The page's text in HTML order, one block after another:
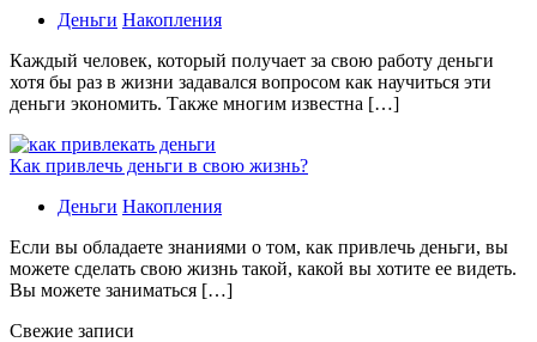
Деньги Накопления
Каждый человек, который получает за свою работу деньги
хотя бы раз в жизни задавался вопросом как научиться эти
деньги экономить. Также многим известна […]
Как привлечь деньги в свою жизнь?
Деньги Накопления
Если вы обладаете знаниями о том, как привлечь деньги, вы
можете сделать свою жизнь такой, какой вы хотите ее видеть.
Вы можете заниматься […]
Свежие записи